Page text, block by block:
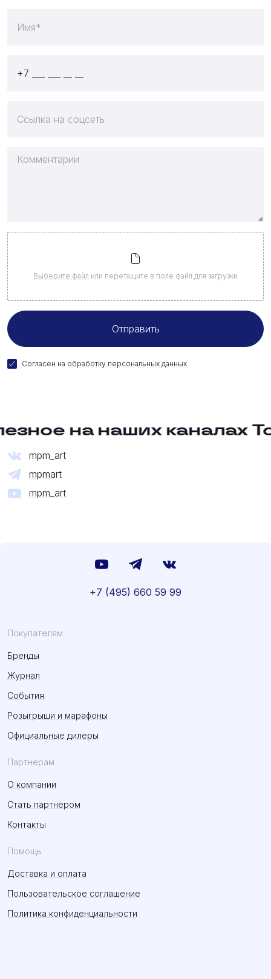
Выберите файл или перетащите в поле файл для загрузки
Согласен на обработку персональных данных
на наших каналах
mpm_art
mpmart
mpm_art
Покупателям
Бренды
Журнал
События
Розыгрыши и марафоны
Официальные дилеры
Партнерам
О компании
Стать партнером
Контакты
Помощь
Доставка и оплата
Пользовательское соглашение
Политика конфиденциальности
+7 (495) 660 59 99